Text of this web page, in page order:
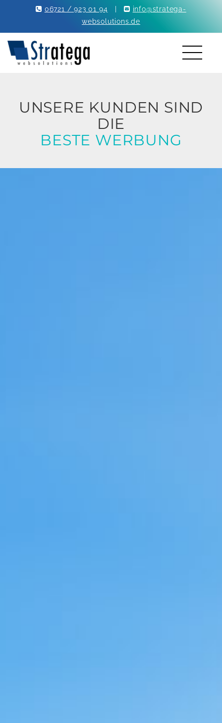
06721 / 923 01 94
info@stratega-
websolutions.de
UNSERE KUNDEN SIND
DIE
BESTE WERBUNG